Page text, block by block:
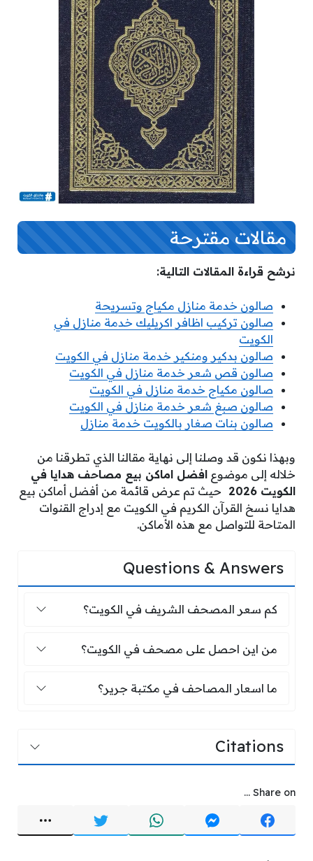
مقالات مقترحة
نرشح قراءة المقالات التالية:
صالون خدمة منازل مكياج وتسريحة
صالون تركيب اظافر اكريليك خدمة منازل في
الكويت
صالون بدكير ومنكير خدمة منازل في الكويت
صالون قص شعر خدمة منازل في الكويت
صالون مكياج خدمة منازل في الكويت
صالون صبغ شعر خدمة منازل في الكويت
صالون بنات صغار بالكويت خدمة منازل
وبهذا نكون قد وصلنا إلى نهاية مقالنا الذي تطرقنا من
خلاله إلى موضوع افضل اماكن بيع مصاحف هدايا في
الكويت 2026
حيث تم عرض قائمة من أفضل أماكن بيع
هدايا نسخ القرآن الكريم في الكويت مع إدراج القنوات
المتاحة للتواصل مع هذه الأماكن.
Questions & Answers
كم سعر المصحف الشريف في الكويت؟
كم سعر المصحف الشريف في الكويت؟
من اين احصل على مصحف في الكويت؟
من اين احصل على مصحف في الكويت؟
ما اسعار المصاحف في مكتبة جرير؟
ما اسعار المصاحف في مكتبة جرير؟
Citations
Share on ...